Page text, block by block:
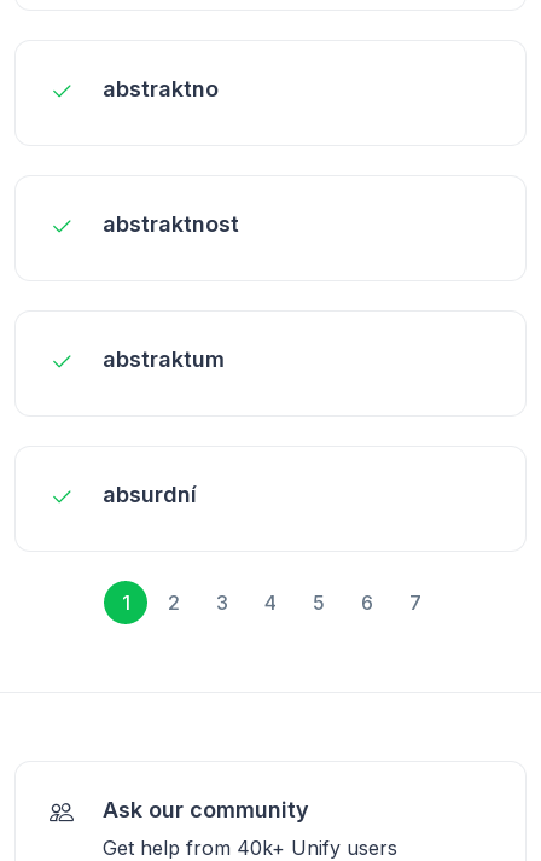
abstraktno
abstraktnost
abstraktum
absurdní
1 2 3 4 5 6 7
Ask our community
Get help from 40k+ Unify users